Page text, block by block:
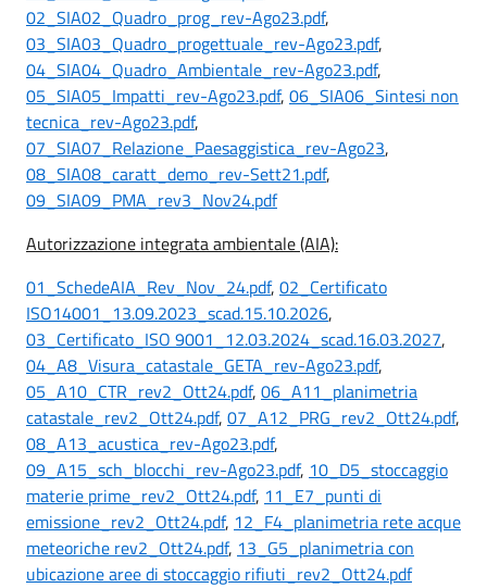
02_SIA02_Quadro_prog_rev-Ago23.pdf,
03_SIA03_Quadro_progettuale_rev-Ago23.pdf,
04_SIA04_Quadro_Ambientale_rev-Ago23.pdf,
05_SIA05_Impatti_rev-Ago23.pdf, 06_SIA06_Sintesi non
tecnica_rev-Ago23.pdf,
07_SIA07_Relazione_Paesaggistica_rev-Ago23,
08_SIA08_caratt_demo_rev-Sett21.pdf,
09_SIA09_PMA_rev3_Nov24.pdf
Autorizzazione integrata ambientale (AIA):
01_SchedeAIA_Rev_Nov_24.pdf, 02_Certificato
ISO14001_13.09.2023_scad.15.10.2026,
03_Certificato_ISO 9001_12.03.2024_scad.16.03.2027,
04_A8_Visura_catastale_GETA_rev-Ago23.pdf,
05_A10_CTR_rev2_Ott24.pdf, 06_A11_planimetria
catastale_rev2_Ott24.pdf, 07_A12_PRG_rev2_Ott24.pdf,
08_A13_acustica_rev-Ago23.pdf,
09_A15_sch_blocchi_rev-Ago23.pdf, 10_D5_stoccaggio
materie prime_rev2_Ott24.pdf, 11_E7_punti di
emissione_rev2_Ott24.pdf, 12_F4_planimetria rete acque
meteoriche rev2_Ott24.pdf, 13_G5_planimetria con
ubicazione aree di stoccaggio rifiuti_rev2_Ott24.pdf